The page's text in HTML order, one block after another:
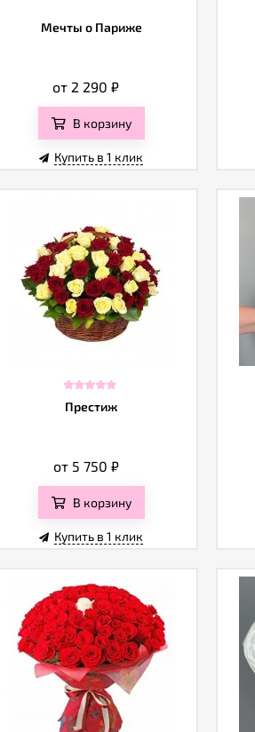
Мечты о Париже
от 2 290 ₽
В корзину
Купить в 1 клик
Престиж
от 5 750 ₽
В корзину
Купить в 1 клик